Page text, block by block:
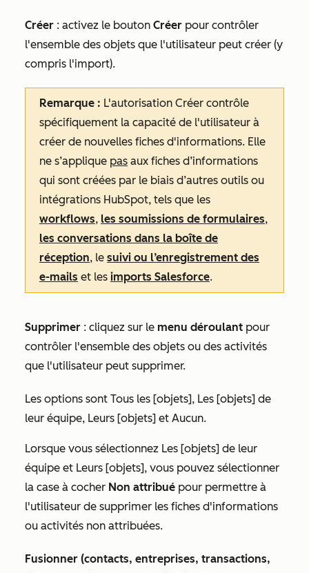
Créer : activez le bouton Créer pour contrôler
l'ensemble des objets que l'utilisateur peut créer (y
compris l'import).
Remarque : L'autorisation Créer contrôle
spécifiquement la capacité de l'utilisateur à
créer de nouvelles fiches d'informations. Elle
ne s’applique pas aux fiches d’informations
qui sont créées par le biais d’autres outils ou
intégrations HubSpot, tels que les
workflows, les soumissions de formulaires,
les conversations dans la boîte de
réception, le suivi ou l’enregistrement des
e-mails et les imports Salesforce.
Supprimer : cliquez sur le menu déroulant pour
contrôler l'ensemble des objets ou des activités
que l'utilisateur peut supprimer.
Les options sont Tous les [objets], Les [objets] de
leur équipe, Leurs [objets] et Aucun.
Lorsque vous sélectionnez Les [objets] de leur
équipe et Leurs [objets], vous pouvez sélectionner
la case à cocher Non attribué pour permettre à
l'utilisateur de supprimer les fiches d'informations
ou activités non attribuées.
Fusionner (contacts, entreprises, transactions,